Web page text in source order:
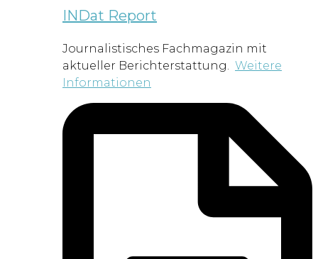
INDat Report
Journalistisches Fachmagazin mit
aktueller Berichterstattung. Weitere
Informationen